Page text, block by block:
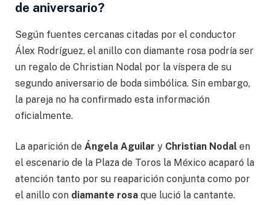
de aniversario?
Según fuentes cercanas citadas por el conductor
Álex Rodríguez, el anillo con diamante rosa podría ser
un regalo de Christian Nodal por la víspera de su
segundo aniversario de boda simbólica. Sin embargo,
la pareja no ha confirmado esta información
oficialmente.
La aparición de Ángela Aguilar y Christian Nodal en
el escenario de la Plaza de Toros la México acaparó la
atención tanto por su reaparición conjunta como por
el anillo con diamante rosa que lució la cantante.